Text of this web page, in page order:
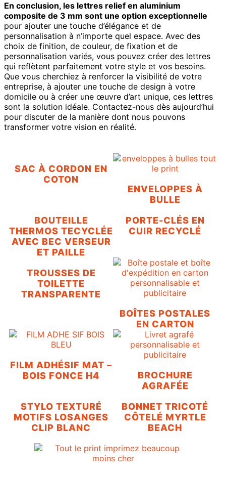
En conclusion, les lettres relief en aluminium
composite de 3 mm sont une option exceptionnelle
pour ajouter une touche d’élégance et de
personnalisation à n’importe quel espace. Avec des
choix de finition, de couleur, de fixation et de
personnalisation variés, vous pouvez créer des lettres
qui reflètent parfaitement votre style et vos besoins.
Que vous cherchiez à renforcer la visibilité de votre
entreprise, à ajouter une touche de design à votre
domicile ou à créer une œuvre d’art unique, ces lettres
sont la solution idéale. Contactez-nous dès aujourd’hui
pour discuter de la manière dont nous pouvons
transformer votre vision en réalité.
SAC À CORDON EN
COTON
ENVELOPPES À
BULLE
BOUTEILLE
THERMOS TECYCLÉE
AVEC BEC VERSEUR
ET PAILLE
PORTE-CLÉS EN
CUIR RECYCLÉ
TROUSSES DE
TOILETTE
TRANSPARENTE
BOÎTES POSTALES
EN CARTON
FILM ADHÉSIF MAT –
BOIS FONCE H4
BROCHURE
AGRAFÉE
STYLO TEXTURÉ
MOTIFS LOSANGES
CLIP BLANC
BONNET TRICOTÉ
CÔTELÉ MYRTLE
BEACH